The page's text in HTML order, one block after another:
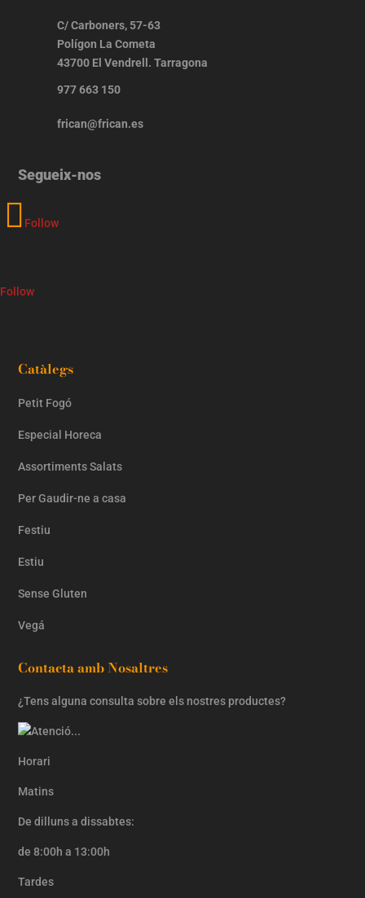
C/ Carboners, 57-63
Polígon La Cometa
43700 El Vendrell. Tarragona
977 663 150
frican@frican.es
Segueix-nos
Follow
Follow
Catàlegs
Petit Fogó
Especial Horeca
Assortiments Salats
Per Gaudir-ne a casa
Festiu
Estiu
Sense Gluten
Vegá
Contacta amb Nosaltres
¿Tens alguna consulta sobre els nostres productes?
Horari
Matins
De dilluns a dissabtes:
de 8:00h a 13:00h
Tardes